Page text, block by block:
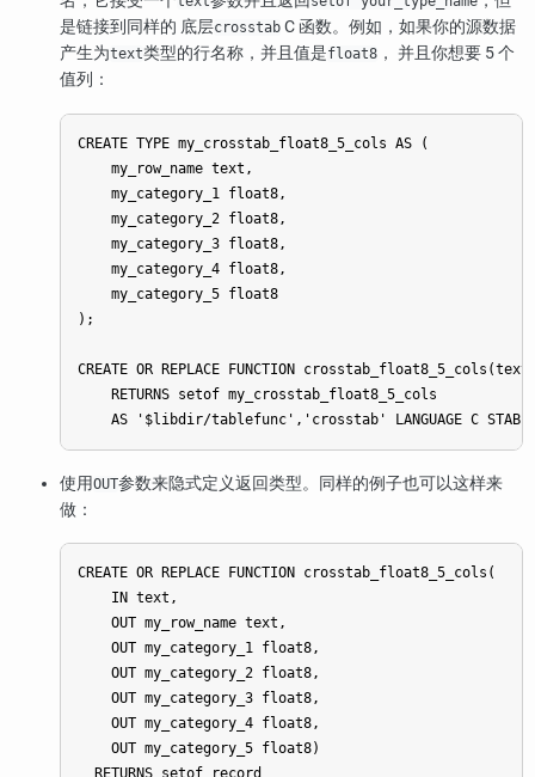
是链接到同样的 底层crosstab C 函数。例如，如果你的源数据
产生为text类型的行名称，并且值是float8 ， 并且你想要 5 个
值列：
CREATE TYPE my_crosstab_float8_5_cols AS (
    my_row_name text,
    my_category_1 float8,
    my_category_2 float8,
    my_category_3 float8,
    my_category_4 float8,
    my_category_5 float8
);
CREATE OR REPLACE FUNCTION
    RETURNS setof my_crosstab_float8_5_cols
使用OUT参数来隐式定义返回类型。同样的例子也可以这样来
做：
CREATE OR REPLACE FUNCTION crosstab_float8_5_cols(
    IN text,
    OUT my_row_name text,
    OUT my_category_1 float8,
    OUT my_category_2 float8,
    OUT my_category_3 float8,
    OUT my_category_4 float8,
    OUT my_category_5 float8)